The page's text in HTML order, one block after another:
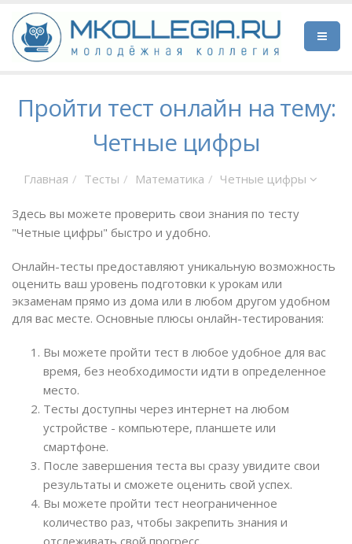
Пройти тест онлайн на тему:
Четные цифры
Главная Тесты Математика Четные цифры
Здесь вы можете проверить свои знания по тесту
"Четные цифры" быстро и удобно.
Онлайн-тесты предоставляют уникальную возможность
оценить ваш уровень подготовки к урокам или
экзаменам прямо из дома или в любом другом удобном
для вас месте. Основные плюсы онлайн-тестирования:
Вы можете пройти тест в любое удобное для вас
время, без необходимости идти в определенное
место.
Тесты доступны через интернет на любом
устройстве - компьютере, планшете или
смартфоне.
После завершения теста вы сразу увидите свои
результаты и сможете оценить свой успех.
Вы можете пройти тест неограниченное
количество раз, чтобы закрепить знания и
отслеживать свой прогресс.